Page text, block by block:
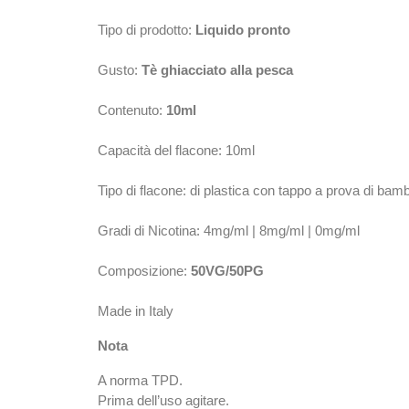
Tipo di prodotto: Liquido pronto
Gusto: Tè ghiacciato alla pesca
Contenuto: 10ml
Capacità del flacone: 10ml
Tipo di flacone: di plastica con tappo a prova di
Gradi di Nicotina: 4mg/ml | 8mg/ml | 0mg/ml
Composizione: 50VG/50PG
Made in Italy
Nota
A norma TPD.
Prima dell’uso agitare.